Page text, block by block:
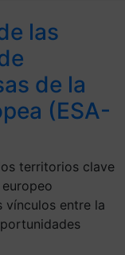
las
de la
(ESA-
territorios clave
vínculos entre la